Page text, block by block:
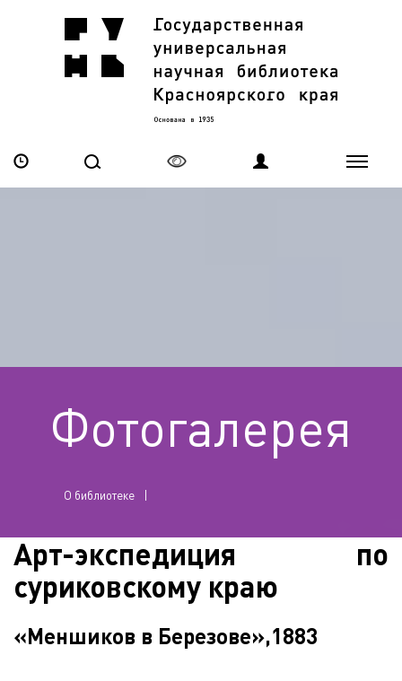
Фотогалерея
О библиотеке
Арт-экспедиция по
суриковскому краю
«Меншиков в Березове»,1883